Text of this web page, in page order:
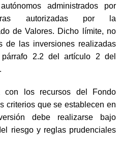
administrados por
autorizadas por la
de Valores. Dicho límite, no
de las inversiones realizadas
2.2 del artículo 2 del
con los recursos del Fondo
criterios que se establecen en
debe realizarse bajo
riesgo y reglas prudenciales